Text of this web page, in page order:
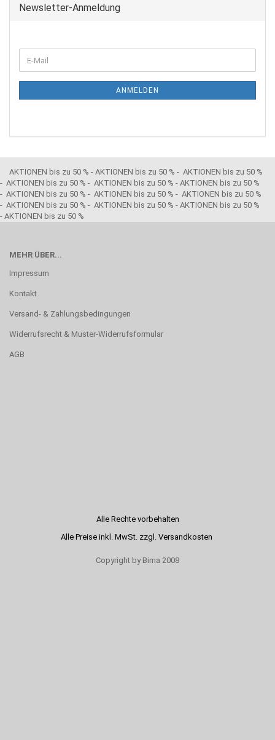
Newsletter-Anmeldung
ANMELDEN
AKTIONEN bis zu 50 % - AKTIONEN bis zu 50 % - AKTIONEN bis zu 50 %
- AKTIONEN bis zu 50 % - AKTIONEN bis zu 50 % - AKTIONEN bis zu 50 %
- AKTIONEN bis zu 50 % - AKTIONEN bis zu 50 % - AKTIONEN bis zu 50 %
- AKTIONEN bis zu 50 % - AKTIONEN bis zu 50 % - AKTIONEN bis zu 50 %
- AKTIONEN bis zu 50 %
MEHR ÜBER...
Impressum
Kontakt
Versand- & Zahlungsbedingungen
Widerrufsrecht & Muster-Widerrufsformular
AGB
Alle Rechte vorbehalten
Alle Preise inkl. MwSt. zzgl. Versandkosten
Copyright by Bima 2008